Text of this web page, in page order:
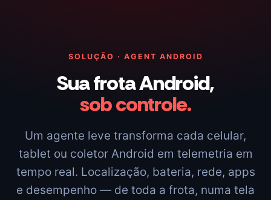
SOLUÇÃO · AGENT ANDROID
Sua frota Android,
sob controle.
Um agente leve transforma cada celular,
tablet ou coletor Android em telemetria em
tempo real. Localização, bateria, rede, apps
e desempenho — de toda a frota, numa tela